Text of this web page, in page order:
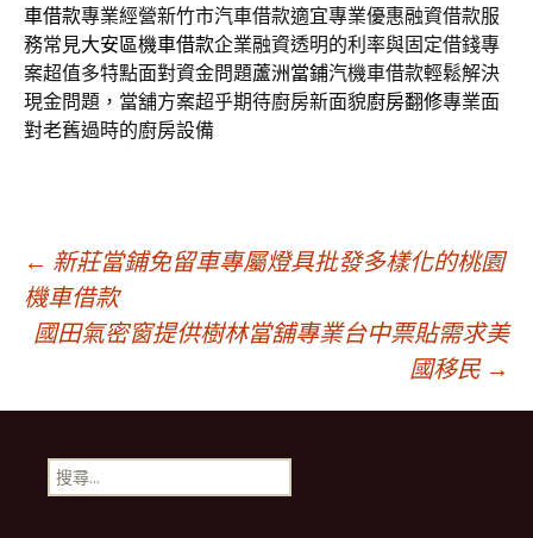
車借款專業經營新竹市汽車借款適宜專業優惠融資借款服
務常見大安區機車借款企業融資透明的利率與固定借錢專
案超值多特點面對資金問題蘆洲當鋪汽機車借款輕鬆解決
現金問題，當舖方案超乎期待廚房新面貌廚房翻修專業面
對老舊過時的廚房設備
文
章
導
航
← 新莊當鋪免留車專屬燈具批發多樣化的桃園
機車借款
國田氣密窗提供樹林當舖專業台中票貼需求美
國移民 →
搜
尋